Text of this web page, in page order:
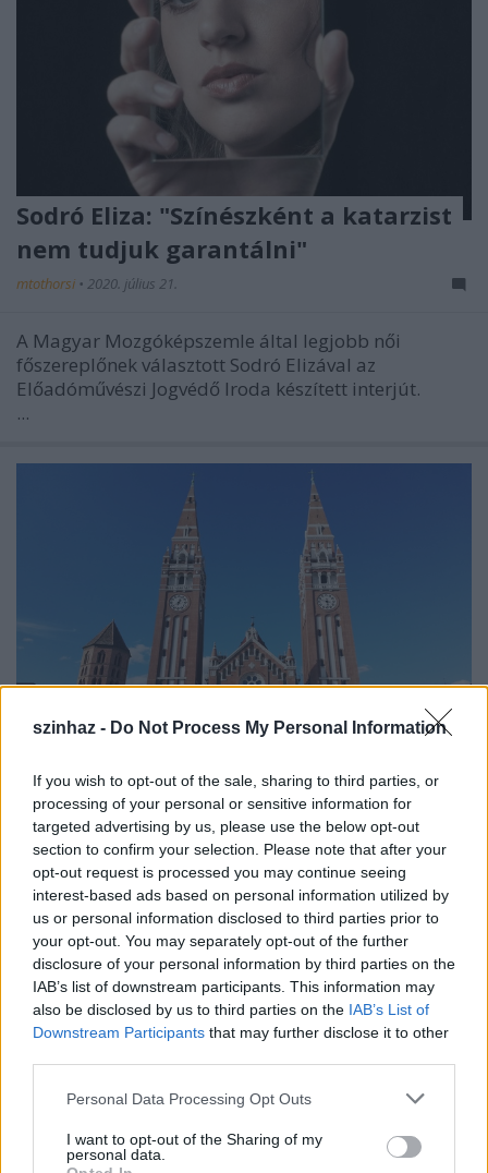
szinhaz - Do Not Process My Personal Information
If you wish to opt-out of the sale, sharing to third parties, or
processing of your personal or sensitive information for
targeted advertising by us, please use the below opt-out
section to confirm your selection. Please note that after your
opt-out request is processed you may continue seeing
interest-based ads based on personal information utilized by
us or personal information disclosed to third parties prior to
your opt-out. You may separately opt-out of the further
disclosure of your personal information by third parties on the
IAB’s list of downstream participants. This information may
also be disclosed by us to third parties on the IAB’s List of
Downstream Participants that may further disclose it to other
Please note that this website/app uses one or more Google
not limited to your visit or usage behaviour. You may click to
grant or deny consent to Google and its third-party tags to
Personal Data Processing Opt Outs
I want to opt-out of the Sharing of my
personal data.
Sodró Eliza: "Színészként a katarzist
nem tudjuk garantálni"
mtothorsi • 2020. július 21.
A Magyar Mozgóképszemle által legjobb női
főszereplőnek választott Sodró Elizával az
Előadóművészi Jogvédő Iroda készített interjút.
...
Épül a Dóm téri szabadtéri színpad
mtothorsi•2020. július 16.
Megkezdődött a Szegedi Szabadtéri Játékok Dóm
téri játszóhelyének építése. A fesztivál ikonikus
helyszínének számító téren elsőként ...